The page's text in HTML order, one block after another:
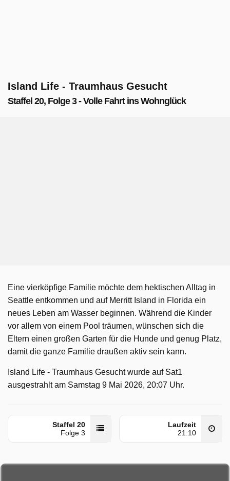
Island Life - Traumhaus Gesucht
Staffel 20, Folge 3 - Volle Fahrt ins Wohnglück
Eine vierköpfige Familie möchte dem hektischen Alltag in
Seattle entkommen und auf Merritt Island in Florida ein
neues Leben am Wasser beginnen. Während die Kinder
vor allem von einem Pool träumen, wünschen sich die
Eltern einen großen Garten für die Hunde und genug Platz,
damit die ganze Familie draußen aktiv sein kann.
Island Life - Traumhaus Gesucht wurde auf Sat1
ausgestrahlt am Samstag 9 Mai 2026, 20:07 Uhr.
Staffel 20
Folge 3
Laufzeit
21:10